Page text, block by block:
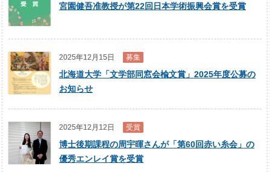
宮園健吾准教授が第22回日本学術振興会賞を受賞
2025年12月15日 募集
北海道大学「文学部同窓会楡文賞」2025年度公募の
お知らせ
2025年12月12日 受賞
博士後期課程の周宇暉さんが「第60回赤い糸会」の
優秀エンレイ賞を受賞